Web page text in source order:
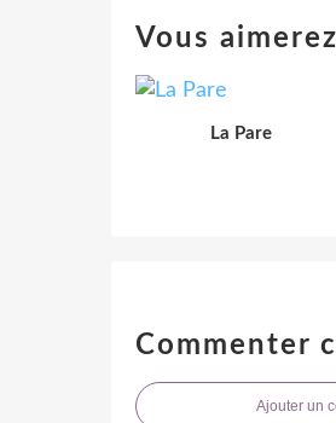
Vous
La Pare
Commenter
Ajouter un